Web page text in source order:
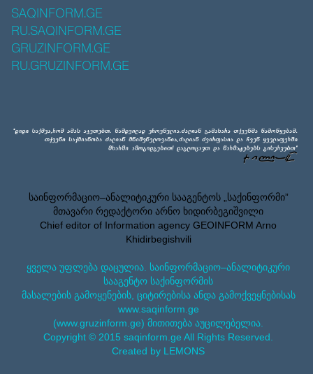
SAQINFORM.GE
RU.SAQINFORM.GE
GRUZINFORM.GE
RU.GRUZINFORM.GE
საინფორმაციო–ანალიტიკური სააგენტოს „საქინფორმი”
მთავარი რედაქტორი არნო ხიდირბეგიშვილი
Chief editor of Information agency GEOINFORM Arno
Khidirbegishvili
ყველა უფლება დაცულია. საინფორმაციო–ანალიტიკური
სააგენტო საქინფორმის
მასალების გამოყენების, ციტირებისა ანდა გამოქვეყნებისას
www.saqinform.ge
(www.gruzinform.ge) მითითება აუცილებელია.
Copyright © 2015 saqinform.ge All Rights Reserved.
Created by LEMONS